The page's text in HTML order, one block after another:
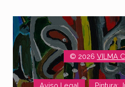
© 2026 VILMA